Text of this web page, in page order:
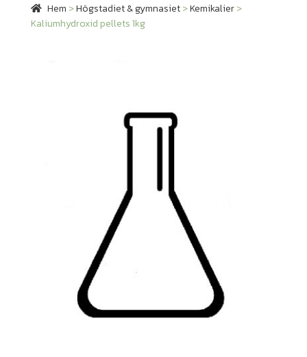
Hem >Högstadiet & gymnasiet>Kemikalier>
Kaliumhydroxid pellets 1kg